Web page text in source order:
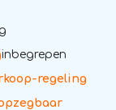
inbegrepen
regeling